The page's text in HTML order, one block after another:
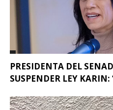
PRESIDENTA DEL
SUSPENDER LEY